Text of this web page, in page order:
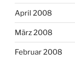
April 2008
März 2008
Februar 2008